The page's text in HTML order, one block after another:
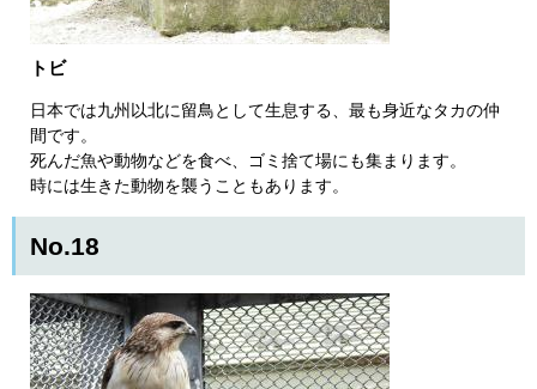
トビ
日本では九州以北に留鳥として生息する、最も身近なタカの仲
間です。
死んだ魚や動物などを食べ、ゴミ捨て場にも集まります。
時には生きた動物を襲うこともあります。
No.18